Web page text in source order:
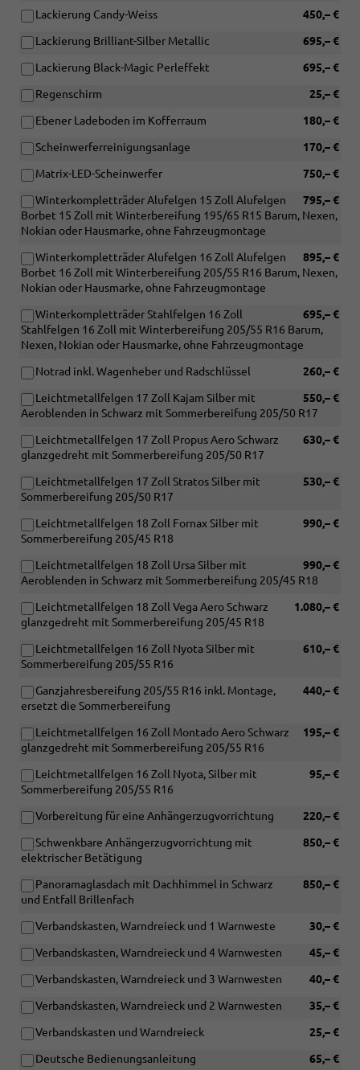
450,– €
Lackierung Candy-Weiss
695,– €
Lackierung Brilliant-Silber Metallic
695,– €
Lackierung Black-Magic Perleffekt
25,– €
Regenschirm
180,– €
Ebener Ladeboden im Kofferraum
170,– €
Scheinwerferreinigungsanlage
750,– €
Matrix-LED-Scheinwerfer
795,– €
Winterkompletträder Alufelgen 15 Zoll Alufelgen
Borbet 15 Zoll mit Winterbereifung 195/65 R15 Barum, Nexen,
Nokian oder Hausmarke, ohne Fahrzeugmontage
895,– €
Winterkompletträder Alufelgen 16 Zoll Alufelgen
Borbet 16 Zoll mit Winterbereifung 205/55 R16 Barum, Nexen,
Nokian oder Hausmarke, ohne Fahrzeugmontage
695,– €
Winterkompletträder Stahlfelgen 16 Zoll
Stahlfelgen 16 Zoll mit Winterbereifung 205/55 R16 Barum,
Nexen, Nokian oder Hausmarke, ohne Fahrzeugmontage
260,– €
Notrad inkl. Wagenheber und Radschlüssel
550,– €
Leichtmetallfelgen 17 Zoll Kajam Silber mit
Aeroblenden in Schwarz mit Sommerbereifung 205/50 R17
630,– €
Leichtmetallfelgen 17 Zoll Propus Aero Schwarz
glanzgedreht mit Sommerbereifung 205/50 R17
530,– €
Leichtmetallfelgen 17 Zoll Stratos Silber mit
Sommerbereifung 205/50 R17
990,– €
Leichtmetallfelgen 18 Zoll Fornax Silber mit
Sommerbereifung 205/45 R18
990,– €
Leichtmetallfelgen 18 Zoll Ursa Silber mit
Aeroblenden in Schwarz mit Sommerbereifung 205/45 R18
1.080,– €
Leichtmetallfelgen 18 Zoll Vega Aero Schwarz
glanzgedreht mit Sommerbereifung 205/45 R18
610,– €
Leichtmetallfelgen 16 Zoll Nyota Silber mit
Sommerbereifung 205/55 R16
440,– €
Ganzjahresbereifung 205/55 R16 inkl. Montage,
ersetzt die Sommerbereifung
195,– €
Leichtmetallfelgen 16 Zoll Montado Aero Schwarz
glanzgedreht mit Sommerbereifung 205/55 R16
95,– €
Leichtmetallfelgen 16 Zoll Nyota, Silber mit
Sommerbereifung 205/55 R16
220,– €
Vorbereitung für eine Anhängerzugvorrichtung
850,– €
Schwenkbare Anhängerzugvorrichtung mit
elektrischer Betätigung
850,– €
Panoramaglasdach mit Dachhimmel in Schwarz
und Entfall Brillenfach
30,– €
Verbandskasten, Warndreieck und 1 Warnweste
45,– €
Verbandskasten, Warndreieck und 4 Warnwesten
40,– €
Verbandskasten, Warndreieck und 3 Warnwesten
35,– €
Verbandskasten, Warndreieck und 2 Warnwesten
25,– €
Verbandskasten und Warndreieck
65,– €
Deutsche Bedienungsanleitung